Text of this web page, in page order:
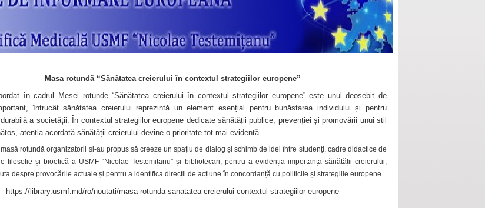
Masa rotundă “Sănătatea creierului în contextul strategiilor europene”
în cadrul Mesei rotunde “Sănătatea creierului în contextul strategiilor europene” este unul deosebit de
întrucât sănătatea creierului reprezintă un element esențial pentru bunăstarea individului și pentru
a societății. În contextul strategiilor europene dedicate sănătății publice, prevenției și promovării unui stil
atenția acordată sănătății creierului devine o prioritate tot mai evidentă.
rotundă organizatorii şi-au propus să creeze un spațiu de dialog și schimb de idei între studenți, cadre didactice de
filosofie și bioetică a USMF “Nicolae Testemițanu” și bibliotecari, pentru a evidenția importanța sănătății creierului,
despre provocările actuale și pentru a identifica direcții de acțiune în concordanță cu politicile și strategiile europene.
https://library.usmf.md/ro/noutati/masa-rotunda-sanatatea-creierului-contextul-strategiilor-europene